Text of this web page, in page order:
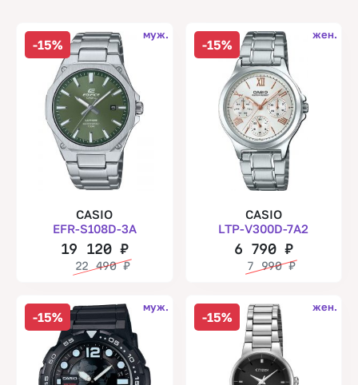
-15%
муж.
CASIO
EFR-S108D-3A
19 120₽
22 490₽
-15%
жен.
CASIO
LTP-V300D-7A2
6 790₽
7 990₽
-15%
муж.
-15%
жен.